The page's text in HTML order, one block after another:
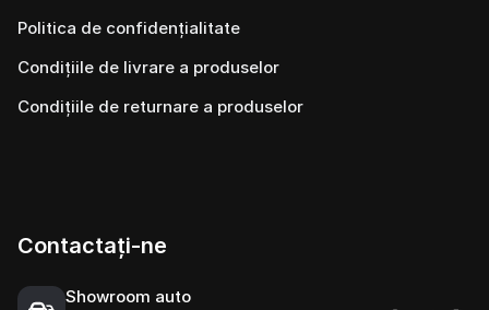
Politica de confidențialitate
Condițiile de livrare a produselor
Condițiile de returnare a produselor
Contactați-ne
Showroom auto